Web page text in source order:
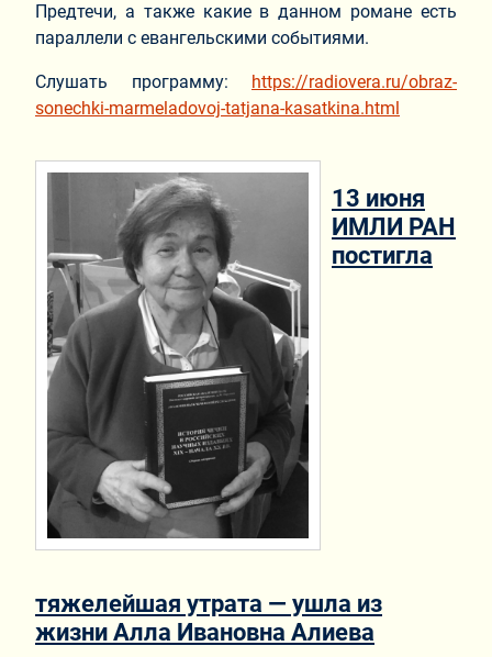
Предтечи, а также какие в данном романе есть
параллели с евангельскими событиями.
Слушать программу: https://radiovera.ru/obraz-
sonechki-marmeladovoj-tatjana-kasatkina.html
13 июня
ИМЛИ РАН
постигла
тяжелейшая утрата — ушла из
жизни Алла Ивановна Алиева